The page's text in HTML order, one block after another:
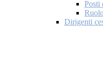
Posti
Dirigenti